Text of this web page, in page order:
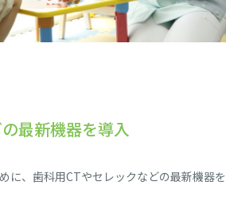
最新機器を導入
に、歯科用CTやセレックなどの最新機器を